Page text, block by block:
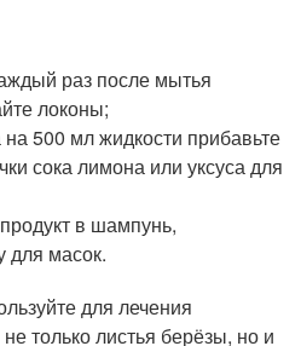
раз после мытья
локоны;
500 мл жидкости прибавьте
сока лимона или уксуса для
в шампунь,
для масок.
для лечения
только листья берёзы, но и